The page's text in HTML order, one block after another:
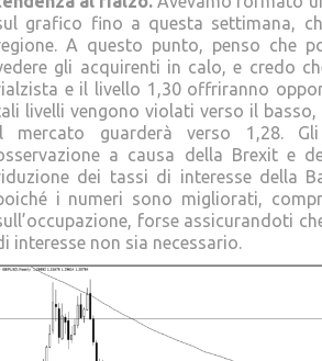
grafico fino a questa settimana,
A questo punto, penso che
gli acquirenti in calo, e credo
e il livello 1,30 offriranno
livelli vengono violati verso il
mercato guarderà verso 1,28.
a causa della Brexit e
dei tassi di interesse della
i numeri sono migliorati,
forse assicurandoti
interesse non sia necessario.